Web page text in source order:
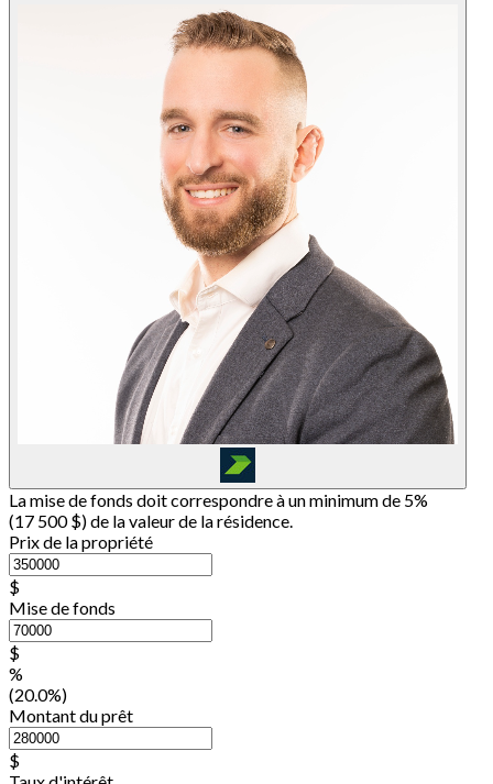
La mise de fonds doit correspondre à un minimum de 5%
(17 500 $) de la valeur de la résidence.
Prix de la propriété
$
Mise de fonds
$
%
(20.0%)
Montant du prêt
$